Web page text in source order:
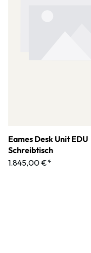
Eames Desk Unit EDU
Schreibtisch
1.845,00 €*